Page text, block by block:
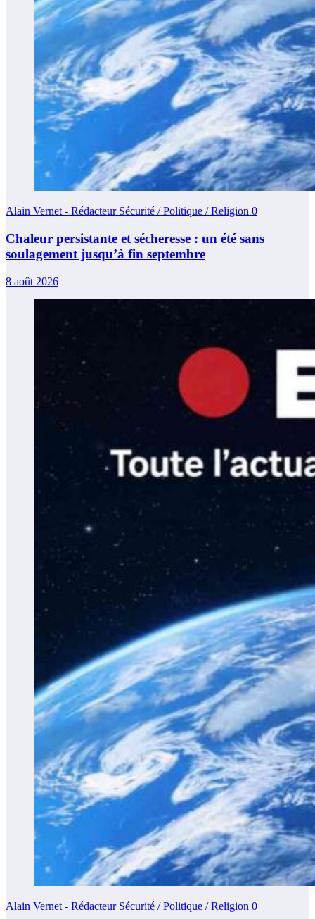
Alain Vernet - Rédacteur Sécurité / Politique / Religion 0
Chaleur persistante et sécheresse : un été sans
soulagement jusqu’à fin septembre
8 août 2026
Alain Vernet - Rédacteur Sécurité / Politique / Religion 0